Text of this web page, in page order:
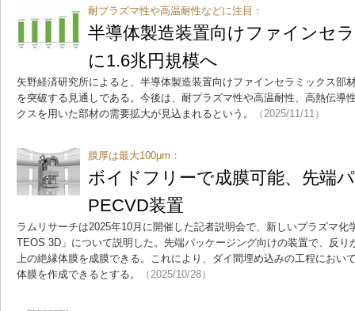
耐プラズマ性や高温耐性などに注目：
半導体製造装置向けファインセ
に1.6兆円規模へ
矢野経済研究所によると、半導体製造装置向けファインセラミックス部
を突破する見通しである。今後は、耐プラズマ性や高温耐性、高熱伝導
クスを用いた部材の需要拡大が見込まれるという。
（2025/11/11）
膜厚は最大100μm：
ボイドフリーで成膜可能、先端
PECVD装置
ラムリサーチは2025年10月に開催した記者説明会で、新しいプラズマ化
TEOS 3D」について説明した。先端パッケージング向けの装置で、反り
上の絶縁体膜を成膜できる。これにより、ダイ間埋め込みの工程におい
体膜を作成できるとする。
（2025/10/28）